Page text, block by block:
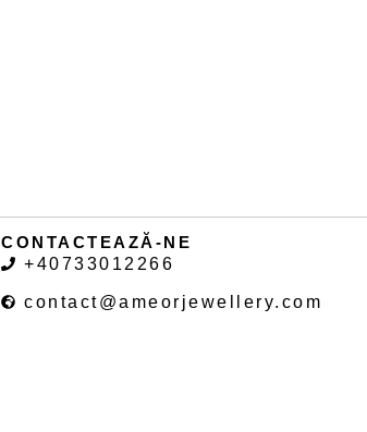
CONTACTEAZĂ-NE
+40733012266
contact@ameorjewellery.com